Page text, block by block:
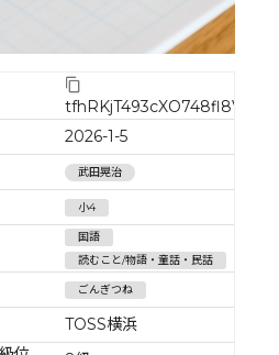
tfhRKjT493cXO748fl8V
2026-1-5
武田晃治
小4
国語
読むこと/物語・童話・民話
ごんぎつね
TOSS横浜